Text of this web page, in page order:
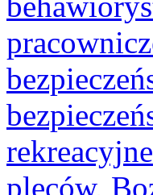
rekreacyjne
pleców,